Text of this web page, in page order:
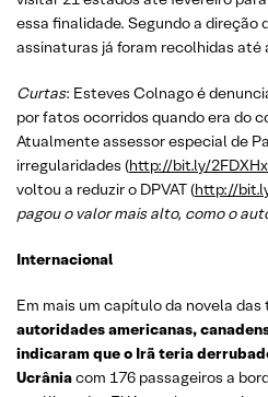
essa finalidade. Segundo a direção
assinaturas já foram recolhidas até
Curtas: Esteves Colnago é
por fatos ocorridos quando era do
Atualmente assessor especial de
irregularidades (http://bit.ly/
voltou a reduzir o DPVAT (http://
pagou o valor mais alto, como o
Internacional
Em mais um capítulo da novela das
autoridades americanas,
indicaram que o Irã teria
Ucrâniacom 176 passageiros a